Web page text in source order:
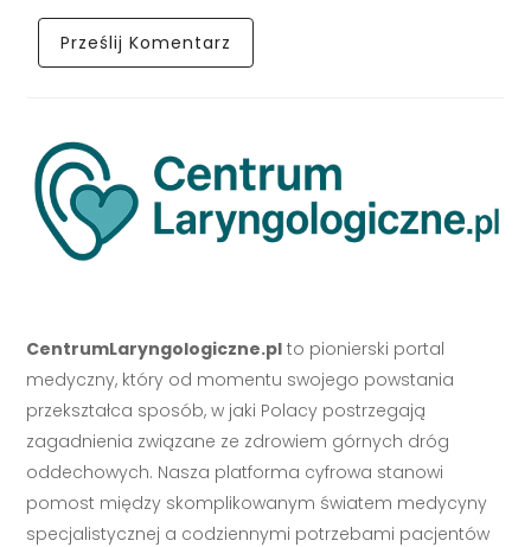
CentrumLaryngologiczne.pl to pionierski portal
medyczny, który od momentu swojego powstania
przekształca sposób, w jaki Polacy postrzegają
zagadnienia związane ze zdrowiem górnych dróg
oddechowych. Nasza platforma cyfrowa stanowi
pomost między skomplikowanym światem medycyny
specjalistycznej a codziennymi potrzebami pacjentów